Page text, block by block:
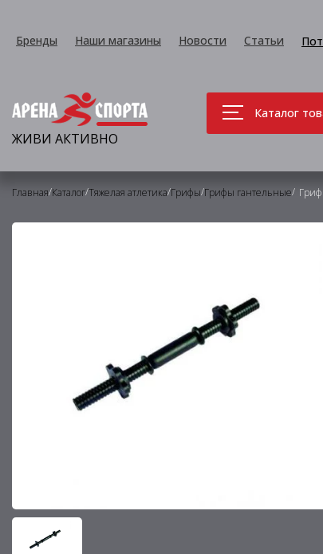
Бренды Наши магазины Новости Статьи
ЖИВИ АКТИВНО
Каталог
Главная/Каталог/Тяжелая атлетика/Грифы/Грифы гантельные/